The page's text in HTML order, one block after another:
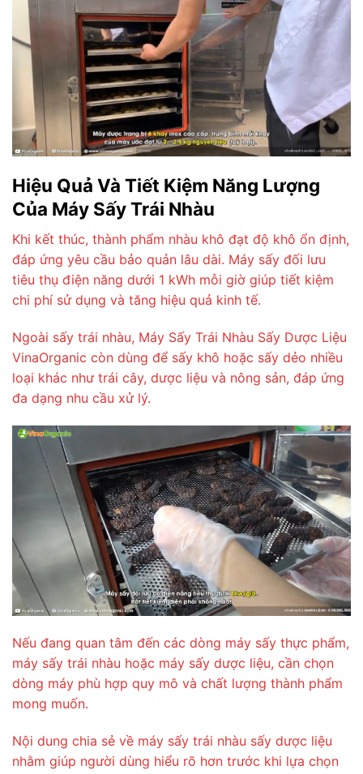
Hiệu Quả Và Tiết Kiệm Năng Lượng
Của Máy Sấy Trái Nhàu
Khi kết thúc, thành phẩm nhàu khô đạt độ khô ổn định,
đáp ứng yêu cầu bảo quản lâu dài. Máy sấy đối lưu
tiêu thụ điện năng dưới 1 kWh mỗi giờ giúp tiết kiệm
chi phí sử dụng và tăng hiệu quả kinh tế.
Ngoài sấy trái nhàu, Máy Sấy Trái Nhàu Sấy Dược Liệu
VinaOrganic còn dùng để sấy khô hoặc sấy dẻo nhiều
loại khác như trái cây, dược liệu và nông sản, đáp ứng
đa dạng nhu cầu xử lý.
Nếu đang quan tâm đến các dòng máy sấy thực phẩm,
máy sấy trái nhàu hoặc máy sấy dược liệu, cần chọn
dòng máy phù hợp quy mô và chất lượng thành phẩm
mong muốn.
Nội dung chia sẻ về máy sấy trái nhàu sấy dược liệu
nhằm giúp người dùng hiểu rõ hơn trước khi lựa chọn